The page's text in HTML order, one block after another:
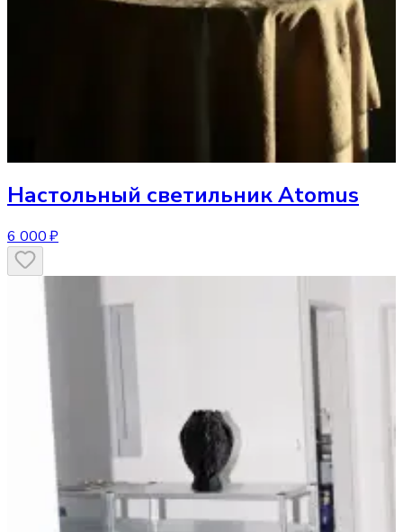
Настольный светильникAtomus
6 000 ₽